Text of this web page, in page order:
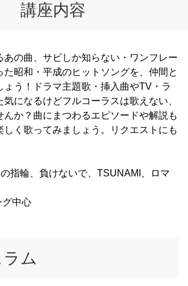
講座内容
あの曲、サビしか知らない・ワンフレー
た昭和・平成のヒットソングを、仲間と
ょう！ドラマ主題歌・挿入曲やTV・ラ
気になるけどフルコーラスは歌えない、
んか？曲にまつわるエピソードや解説も
しく歌ってみましょう。リクエストにも
指輪、負けないで、TSUNAMI、ロマ
中心
ム